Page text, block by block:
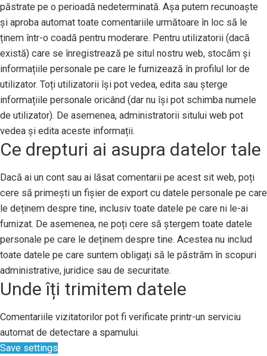
păstrate pe o perioadă nedeterminată. Așa putem recunoaște
și aproba automat toate comentariile următoare în loc să le
ținem într-o coadă pentru moderare. Pentru utilizatorii (dacă
există) care se înregistrează pe situl nostru web, stocăm și
informațiile personale pe care le furnizează în profilul lor de
utilizator. Toți utilizatorii își pot vedea, edita sau șterge
informațiile personale oricând (dar nu își pot schimba numele
de utilizator). De asemenea, administratorii sitului web pot
vedea și edita aceste informații.
Ce drepturi ai asupra datelor tale
Dacă ai un cont sau ai lăsat comentarii pe acest sit web, poți
cere să primești un fișier de export cu datele personale pe care
le deținem despre tine, inclusiv toate datele pe care ni le-ai
furnizat. De asemenea, ne poți cere să ștergem toate datele
personale pe care le deținem despre tine. Acestea nu includ
toate datele pe care suntem obligați să le păstrăm în scopuri
administrative, juridice sau de securitate.
Unde îți trimitem datele
Comentariile vizitatorilor pot fi verificate printr-un serviciu
automat de detectare a spamului.
Save settings